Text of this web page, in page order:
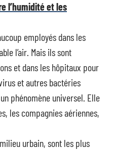
l’humidité et les
employés dans les
l’air. Mais ils sont
et dans les hôpitaux pour
et autres bactéries
phénomène universel. Elle
les compagnies aériennes,
urbain, sont les plus